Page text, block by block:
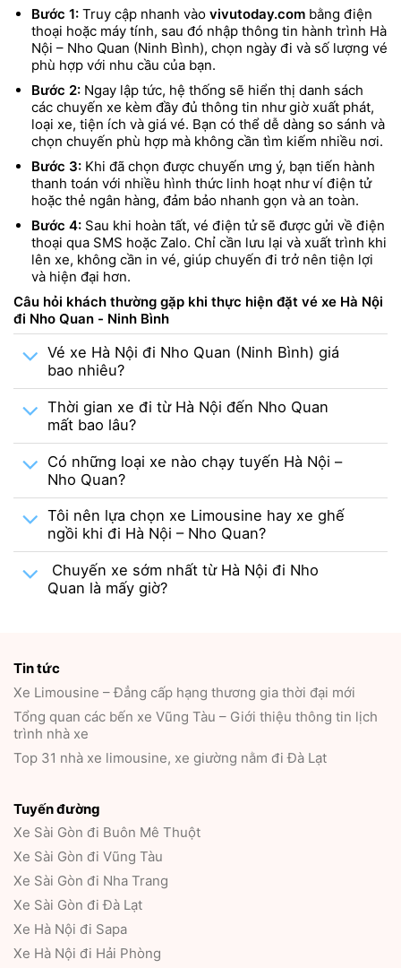
Bước 1:Truy cập nhanh vào vivutoday.combằng điện
thoại hoặc máy tính, sau đó nhập thông tin hành trình Hà
Nội – Nho Quan (Ninh Bình), chọn ngày đi và số lượng vé
phù hợp với nhu cầu của bạn.
Bước 2:Ngay lập tức, hệ thống sẽ hiển thị danh sách
các chuyến xe kèm đầy đủ thông tin như giờ xuất phát,
loại xe, tiện ích và giá vé. Bạn có thể dễ dàng so sánh và
chọn chuyến phù hợp mà không cần tìm kiếm nhiều nơi.
Bước 3:Khi đã chọn được chuyến ưng ý, bạn tiến hành
thanh toán với nhiều hình thức linh hoạt như ví điện tử
hoặc thẻ ngân hàng, đảm bảo nhanh gọn và an toàn.
Bước 4:Sau khi hoàn tất, vé điện tử sẽ được gửi về điện
thoại qua SMS hoặc Zalo. Chỉ cần lưu lại và xuất trình khi
lên xe, không cần in vé, giúp chuyến đi trở nên tiện lợi
và hiện đại hơn.
Câu hỏi khách thường gặp khi thực hiện đặt vé xe Hà Nội
đi Nho Quan - Ninh Bình
Vé xe Hà Nội đi Nho Quan (Ninh Bình) giá
bao nhiêu?
Thời gian xe đi từ Hà Nội đến Nho Quan
mất bao lâu?
Có những loại xe nào chạy tuyến Hà Nội –
Nho Quan?
Tôi nên lựa chọn xe Limousine hay xe ghế
ngồi khi đi Hà Nội – Nho Quan?
Chuyến xe sớm nhất từ Hà Nội đi Nho
Quan là mấy giờ?
Tin tức
Xe Limousine – Đẳng cấp hạng thương gia thời đại mới
Tổng quan các bến xe Vũng Tàu – Giới thiệu thông tin lịch
trình nhà xe
Top 31 nhà xe limousine, xe giường nằm đi Đà Lạt
Tuyến đường
Xe Sài Gòn đi Buôn Mê Thuột
Xe Sài Gòn đi Vũng Tàu
Xe Sài Gòn đi Nha Trang
Xe Sài Gòn đi Đà Lạt
Xe Hà Nội đi Sapa
Xe Hà Nội đi Hải Phòng